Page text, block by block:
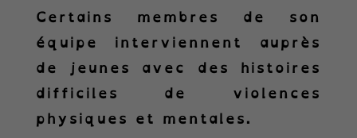
Certains membres de son
équipe interviennent auprès
de jeunes avec des histoires
difficiles de violences
physiques et mentales.